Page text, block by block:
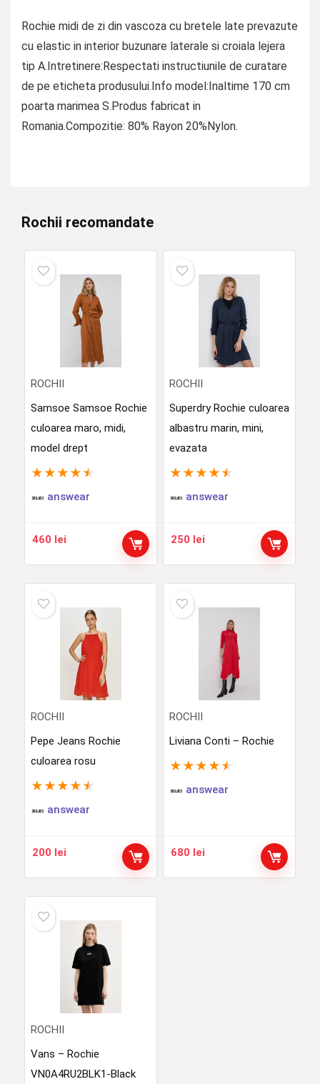
Rochie midi de zi din vascoza cu bretele late prevazute
cu elastic in interior buzunare laterale si croiala lejera
tip A.Intretinere:Respectati instructiunile de curatare
de pe eticheta produsului.Info model:Inaltime 170 cm
poarta marimea S.Produs fabricat in
Romania.Compozitie: 80% Rayon 20%Nylon.
Rochii recomandate
ROCHII
Samsoe Samsoe Rochie
culoarea maro, midi,
model drept
★ ★ ★ ★ ★
answear
460 lei
ROCHII
Superdry Rochie culoarea
albastru marin, mini,
evazata
★ ★ ★ ★ ★
answear
250 lei
ROCHII
Pepe Jeans Rochie
culoarea rosu
★ ★ ★ ★ ★
answear
200 lei
ROCHII
Liviana Conti – Rochie
★ ★ ★ ★ ★
answear
680 lei
ROCHII
Vans – Rochie
VN0A4RU2BLK1-Black